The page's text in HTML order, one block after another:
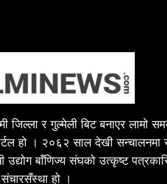
जिल्ला र गुल्मेली बिट बनाएर लामो
हो । २०६२ साल देखी सन्चालनमा
उद्योग बाँणिज्य संघको उत्कृष्ट
हो ।